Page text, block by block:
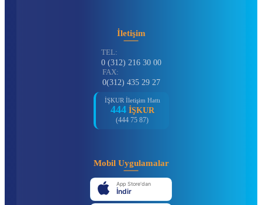
İletişim
TEL:
0 (312) 216 30 00
FAX:
0(312) 435 29 27
İŞKUR İletişim Hattı
444 İŞKUR
(444 75 87)
Mobil Uygulamalar
App Store'dan
İndir